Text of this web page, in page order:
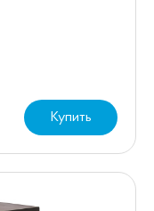
Купить